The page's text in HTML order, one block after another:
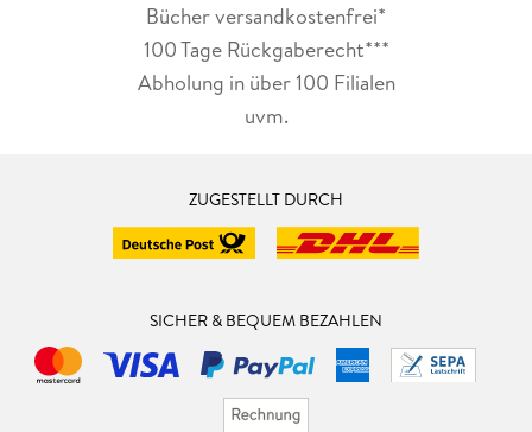
Bücher versandkostenfrei*
100 Tage Rückgaberecht***
Abholung in über 100 Filialen
uvm.
ZUGESTELLT DURCH
SICHER & BEQUEM BEZAHLEN